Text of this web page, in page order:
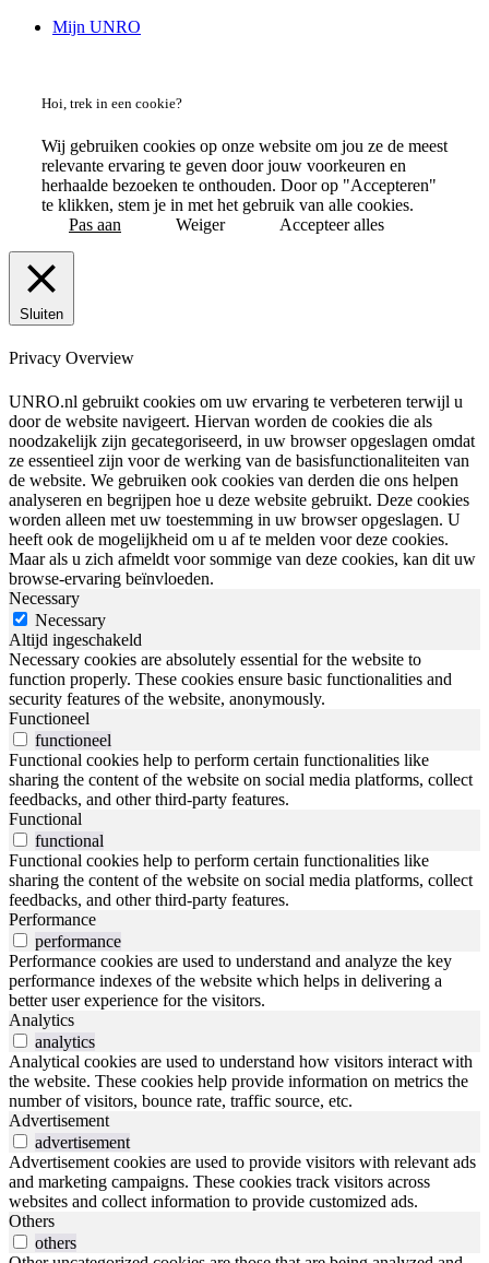
Mijn UNRO
Hoi, trek in een cookie?
Wij gebruiken cookies op onze website om jou ze de meest
relevante ervaring te geven door jouw voorkeuren en
herhaalde bezoeken te onthouden. Door op "Accepteren"
te klikken, stem je in met het gebruik van alle cookies.
Pas aan
Weiger Accepteer alles
Sluiten
Privacy Overview
UNRO.nl gebruikt cookies om uw ervaring te verbeteren terwijl u
door de website navigeert. Hiervan worden de cookies die als
noodzakelijk zijn gecategoriseerd, in uw browser opgeslagen omdat
ze essentieel zijn voor de werking van de basisfunctionaliteiten van
de website. We gebruiken ook cookies van derden die ons helpen
analyseren en begrijpen hoe u deze website gebruikt. Deze cookies
worden alleen met uw toestemming in uw browser opgeslagen. U
heeft ook de mogelijkheid om u af te melden voor deze cookies.
Maar als u zich afmeldt voor sommige van deze cookies, kan dit uw
browse-ervaring beïnvloeden.
Necessary
Necessary
Altijd ingeschakeld
Necessary cookies are absolutely essential for the website to
function properly. These cookies ensure basic functionalities and
security features of the website, anonymously.
Functioneel
functioneel
Functional cookies help to perform certain functionalities like
sharing the content of the website on social media platforms, collect
feedbacks, and other third-party features.
Functional
functional
Functional cookies help to perform certain functionalities like
sharing the content of the website on social media platforms, collect
feedbacks, and other third-party features.
Performance
performance
Performance cookies are used to understand and analyze the key
performance indexes of the website which helps in delivering a
better user experience for the visitors.
Analytics
analytics
Analytical cookies are used to understand how visitors interact with
the website. These cookies help provide information on metrics the
number of visitors, bounce rate, traffic source, etc.
Advertisement
advertisement
Advertisement cookies are used to provide visitors with relevant ads
and marketing campaigns. These cookies track visitors across
websites and collect information to provide customized ads.
Others
others